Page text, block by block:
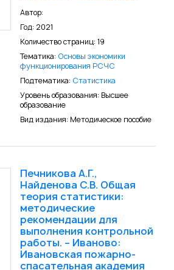
Автор:
Год: 2021
Количество страниц: 19
Тематика: Основы экономики
функционирования РСЧС
Подтематика: Статистика
Уровень образования: Высшее
образование
Вид издания: Методическое пособие
Печникова А.Г.,
Найденова С.В. Общая
теория статистики:
методические
рекомендации для
выполнения контрольной
работы. – Иваново:
Ивановская пожарно-
спасательная академия